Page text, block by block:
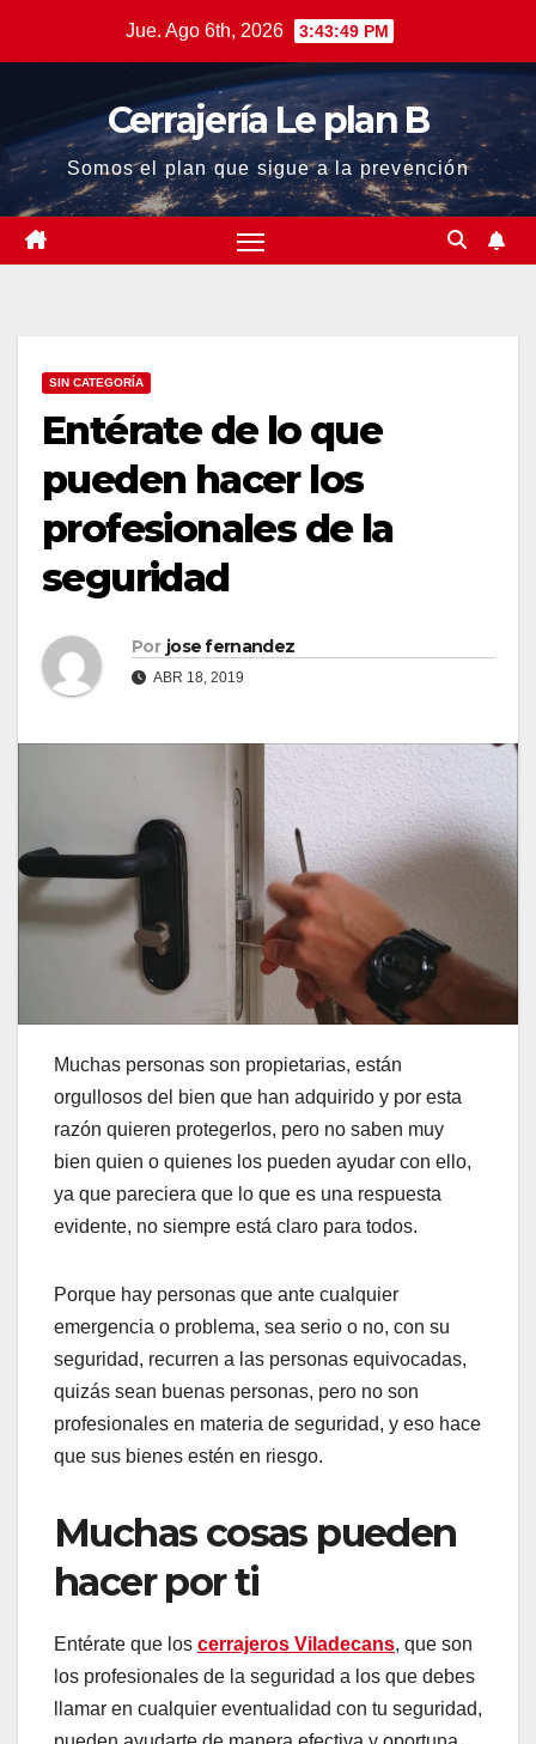
Jue. Ago 6th, 2026 3:43:50 PM
Cerrajería Le plan B
Somos el plan que sigue a la prevención
SIN CATEGORÍA
Entérate de lo que
pueden hacer los
profesionales de la
seguridad
Por jose fernandez
ABR 18, 2019
Muchas personas son propietarias, están
orgullosos del bien que han adquirido y por esta
razón quieren protegerlos, pero no saben muy
bien quien o quienes los pueden ayudar con ello,
ya que pareciera que lo que es una respuesta
evidente, no siempre está claro para todos.
Porque hay personas que ante cualquier
emergencia o problema, sea serio o no, con su
seguridad, recurren a las personas equivocadas,
quizás sean buenas personas, pero no son
profesionales en materia de seguridad, y eso hace
que sus bienes estén en riesgo.
Muchas cosas pueden
hacer por ti
Entérate que los cerrajeros Viladecans, que son
los profesionales de la seguridad a los que debes
llamar en cualquier eventualidad con tu seguridad,